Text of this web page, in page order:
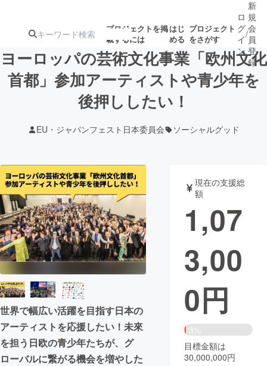
プロジェクトを掲
載するには
はじ
める
プロジェクト
をさがす
注目のリ 注目の新着プロ募集終了が近いプ
テクノロジー・ガジェット
映像・映画 書籍・雑誌
ビジネス・起業 チャレンジ
まちづくり・地域活性化
CAMPFIRE for Social Good
CAMPFIRE Creation
CAMPFIREふるさと納税
コミュニティ
ロ
グ
イ
ン
/
新
規
会
員
登
録
ヨーロッパの芸術文化事業「欧州文化
首都」参加アーティストや青少年を
後押ししたい！
EU・ジャパンフェスト日本委員会 ソーシャルグッド
世界で幅広い活躍を目指す日本の
アーティストを応援したい！未來
を担う日欧の青少年たちが、グ
ローバルに繋がる機会を増やした
現在の支援総
額
1,07
3,00
0円
3%
目標金額は
30,000,000円